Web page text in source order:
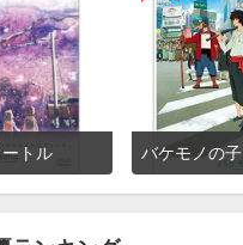
トル バケモノの子